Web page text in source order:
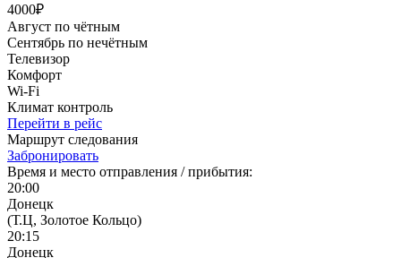
4000₽
Август по чётным
Сентябрь по нечётным
Телевизор
Комфорт
Wi-Fi
Климат контроль
Перейти в рейс
Маршрут следования
Забронировать
Время и место отправления / прибытия:
20:00
Донецк
(Т.Ц, Золотое Кольцо)
20:15
Донецк